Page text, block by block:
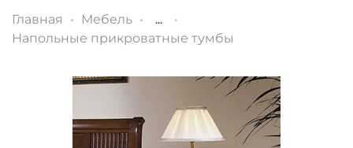
Главная Мебель
...
Напольные прикроватные тумбы